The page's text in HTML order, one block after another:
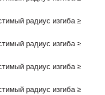
радиус изгиба ≥
радиус изгиба ≥
радиус изгиба ≥
радиус изгиба ≥